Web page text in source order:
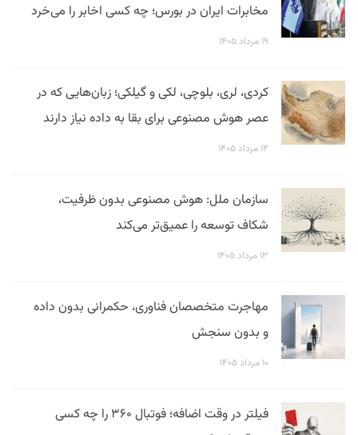
مخابرات ایران در بورس؛ چه کسی اخابر را می‌خرد
۱۹ مرداد ۱۴۰۵
کردی، لری، بلوچی، لکی و گیلکی؛ زبان‌هایی که در
عصر هوش مصنوعی برای بقا به داده نیاز دارند
۱۴ مرداد ۱۴۰۵
سازمان ملل: هوش مصنوعی بدون ظرفیت،
شکاف توسعه را عمیق‌تر می‌کند
۱۳ مرداد ۱۴۰۵
مهاجرت متخصصان فناوری، حکمرانی بدون داده
و بدون سنجش
۱۰ مرداد ۱۴۰۵
فیلتر در وقت اضافه؛ فوتبال ۳۶۰ را چه کسی